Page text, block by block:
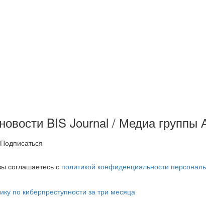
BIS Journal / Медиа группы
Подписаться
соглашаетесь с политикой конфиденциальности
по киберпреступности за три месяца